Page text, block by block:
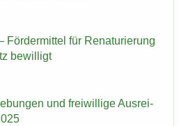
För­der­mit­tel für Re­na­tu­rie­rung
be­wil­ligt
und frei­wil­li­ge Aus­rei­